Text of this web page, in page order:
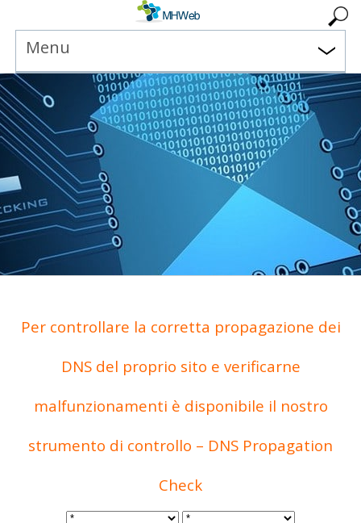
Menu
Per controllare la corretta propagazione dei
DNS del proprio sito e verificarne
malfunzionamenti è disponibile il nostro
strumento di controllo – DNS Propagation
Check